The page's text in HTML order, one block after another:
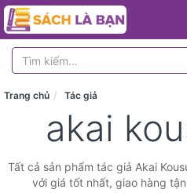
Trang chủ Tác giả
akai
Tất cả sản phẩm tác giả Akai
với giá tốt nhất, giao hàng